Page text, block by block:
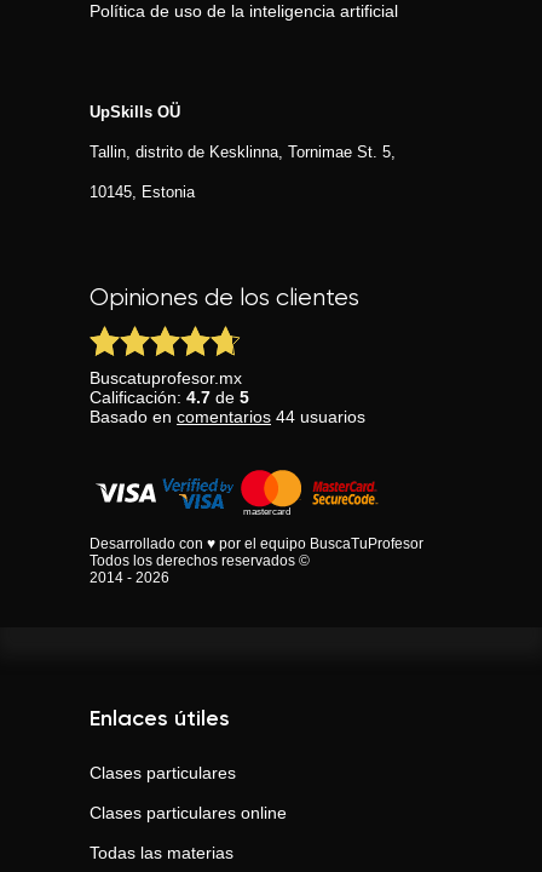
Política de uso de la inteligencia artificial
UpSkills OÜ
Tallin, distrito de Kesklinna, Tornimаe St. 5,
10145, Estonia
Opiniones de los clientes
Buscatuprofesor.mx
Calificación: 4.7 de 5
Basado en comentarios 44 usuarios
Desarrollado con ♥ por el equipo BuscaTuProfesor
Todos los derechos reservados ©
2014 - 2026
Enlaces útiles
Clases particulares
Clases particulares online
Todas las materias